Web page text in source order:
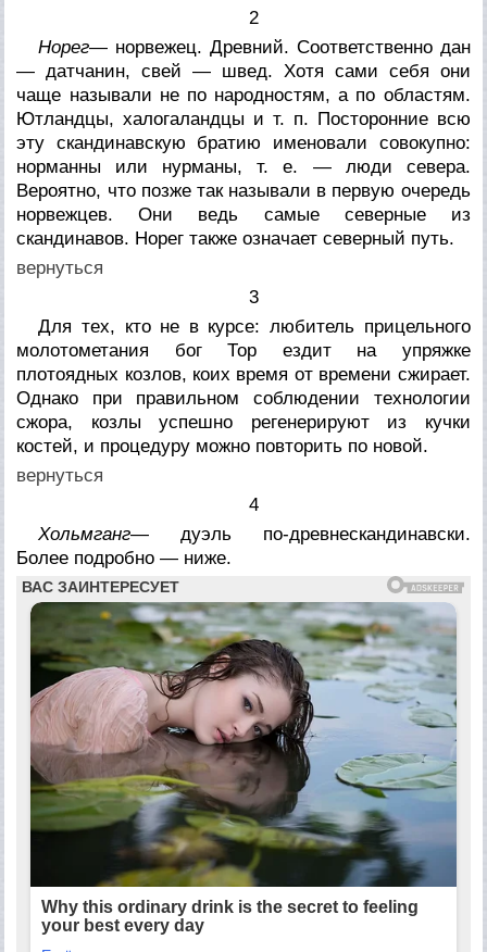
2
Норег— норвежец. Древний. Соответственно дан
— датчанин, свей — швед. Хотя сами себя они
чаще называли не по народностям, а по областям.
Ютландцы, халогаландцы и т. п. Посторонние всю
эту скандинавскую братию именовали совокупно:
норманны или нурманы, т. е. — люди севера.
Вероятно, что позже так называли в первую очередь
норвежцев. Они ведь самые северные из
скандинавов. Норег также означает северный путь.
вернуться
3
Для тех, кто не в курсе: любитель прицельного
молотометания бог Тор ездит на упряжке
плотоядных козлов, коих время от времени сжирает.
Однако при правильном соблюдении технологии
сжора, козлы успешно регенерируют из кучки
костей, и процедуру можно повторить по новой.
вернуться
4
Хольмганг— дуэль по-древнескандинавски.
Более подробно — ниже.